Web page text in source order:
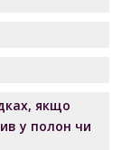
якщо
у полон чи